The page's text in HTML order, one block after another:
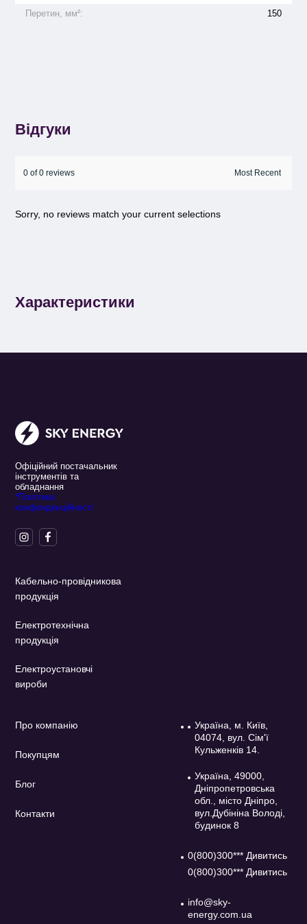
Перетин, мм²:
150
Відгуки
0 of 0 reviews
Sorry, no reviews match your current selections
Характеристики
Офіційний постачальник
інструментів та
обладнання
*Політика
конфенденційності
Кабельно-провідникова
продукція
Електротехнічна
продукція
Електроустановчі
вироби
Про компанію
Покупцям
Блог
Контакти
Україна, м. Київ,
04074, вул. Сім'ї
Кульженків 14.
Україна, 49000,
Дніпропетровська
обл., місто Дніпро,
вул.Дубініна Володі,
будинок 8
0(800)300*** Дивитись
0(800)300*** Дивитись
info@sky-
energy.com.ua